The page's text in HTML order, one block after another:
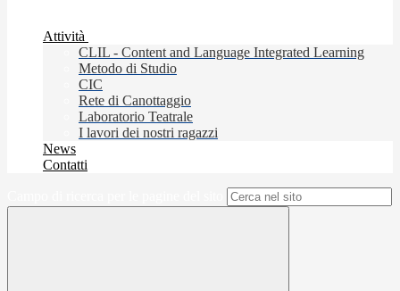
Attività
CLIL - Content and Language Integrated Learning
Metodo di Studio
CIC
Rete di Canottaggio
Laboratorio Teatrale
I lavori dei nostri ragazzi
News
Contatti